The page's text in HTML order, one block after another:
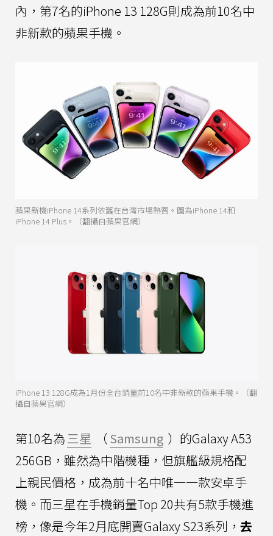
內，第7名的iPhone 13 128G則成為前10名中
非新款的蘋果手機。
蘋果新機iPhone 14系列依舊在台灣市場熱賣。圖為iPhone 14和
iPhone 14 Plus。（翻攝自蘋果官網）
iPhone 13 128G成為1月份全台銷量前10名中非新款的蘋果手機。（翻
攝自蘋果官網）
第10名為三星 （Samsung ）的Galaxy A53
256GB，雖然為中階機種，但旗艦級規格配
上親民價格，成為前十名中唯一一款安卓手
機。而三星在手機銷量Top 20共有5款手機進
榜，像是今年2月底開賣Galaxy S23系列， 去